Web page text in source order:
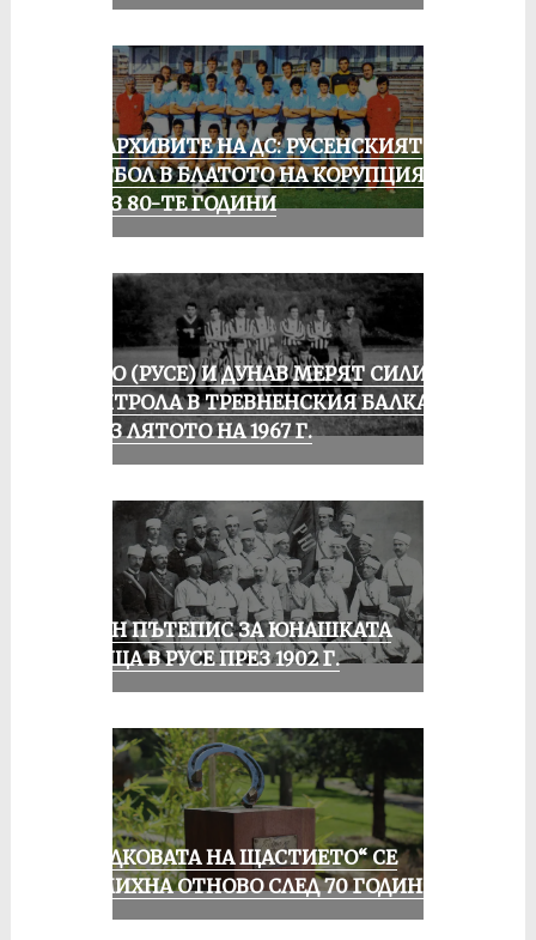
ИЗ АРХИВИТЕ НА ДС: РУСЕНСКИЯТ
ФУТБОЛ В БЛАТОТО НА КОРУПЦИЯТА
ПРЕЗ 80-ТЕ ГОДИНИ
ЛОКО (РУСЕ) И ДУНАВ МЕРЯТ СИЛИ В
КОНТРОЛА В ТРЕВНЕНСКИЯ БАЛКАН
ПРЕЗ ЛЯТОТО НА 1967 Г.
ЕДИН ПЪТЕПИС ЗА ЮНАШКАТА
СРЕЩА В РУСЕ ПРЕЗ 1902 Г.
„ПОДКОВАТА НА ЩАСТИЕТО“ СЕ
УСМИХНА ОТНОВО СЛЕД 70 ГОДИНИ